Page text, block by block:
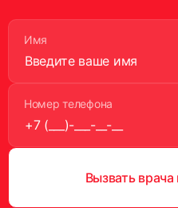
Имя
Номер телефона
Вызвать